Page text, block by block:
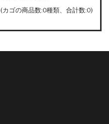
(カゴの商品数:0種類、合計数:0)